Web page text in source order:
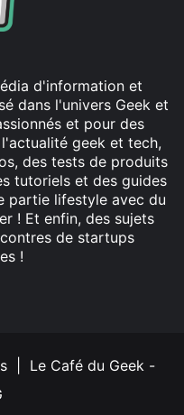
d'information et
dans l'univers Geek et
et pour des
geek et tech,
des tests de produits
tutoriels et des guides
partie lifestyle avec du
! Et enfin, des sujets
de startups
!
| Le Café du Geek -